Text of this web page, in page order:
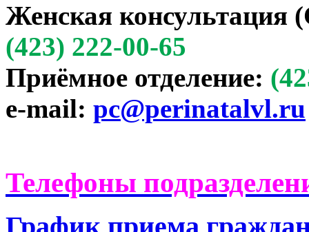
Женская консультация
(423) 222-00-65
Приёмное отделение:
e-mail: pc@perinatalvl.ru
Телефоны